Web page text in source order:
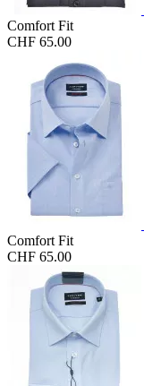
Comfort Fit
CHF 65.00
Comfort Fit
CHF 65.00